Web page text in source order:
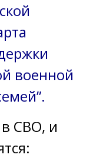
военной
СВО, и